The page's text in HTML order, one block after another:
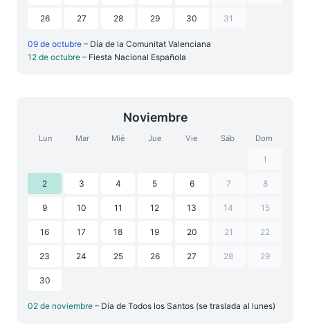
26 27 28 29 30 31
09 de octubre – Día de la Comunitat Valenciana
12 de octubre – Fiesta Nacional Española
Noviembre
Lun Mar Mié Jue Vie Sáb Dom
1
2 3 4 5 6 7 8
9 10 11 12 13 14 15
16 17 18 19 20 21 22
23 24 25 26 27 28 29
30
02 de noviembre – Día de Todos los Santos (se traslada al lunes)